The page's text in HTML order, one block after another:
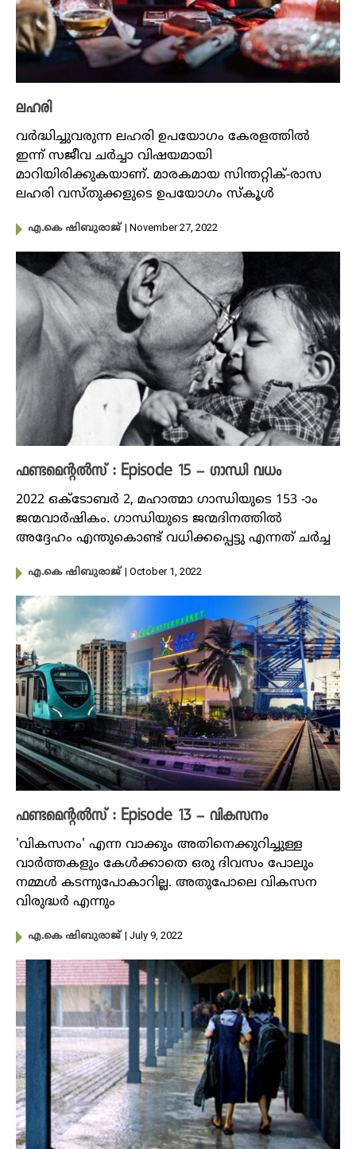
ലഹരി
വർദ്ധിച്ചുവരുന്ന ലഹരി ഉപയോ​ഗം കേരളത്തിൽ
ഇന്ന് സജീവ ചർച്ചാ വിഷയമായി
മാറിയിരിക്കുകയാണ്. മാരകമായ സിന്തറ്റിക്-രാസ
ലഹരി വസ്തുക്കളുടെ ഉപയോ​ഗം സ്കൂൾ
എ.കെ ഷിബുരാജ് | November 27, 2022
ഫണ്ടമെന്റൽസ് : Episode 15 – ​ഗാന്ധി വധം
2022 ഒക്ടോബർ 2, മഹാത്മാ ​ഗാന്ധിയുടെ 153 -ാം
ജന്മവാർഷികം. ​ഗാന്ധിയുടെ ജന്മദിനത്തിൽ
അദ്ദേഹം എന്തുകൊണ്ട് വധിക്കപ്പെട്ടു എന്നത് ചർച്ച
എ.കെ ഷിബുരാജ് | October 1, 2022
ഫണ്ടമെന്റൽസ് : Episode 13 – വികസനം
'വികസനം' എന്ന വാക്കും അതിനെക്കുറിച്ചുള്ള
വാർത്തകളും കേൾക്കാതെ ഒരു ദിവസം പോലും
നമ്മൾ കടന്നുപോകാറില്ല. അതുപോലെ വികസന
വിരുദ്ധർ എന്നും
എ.കെ ഷിബുരാജ് | July 9, 2022